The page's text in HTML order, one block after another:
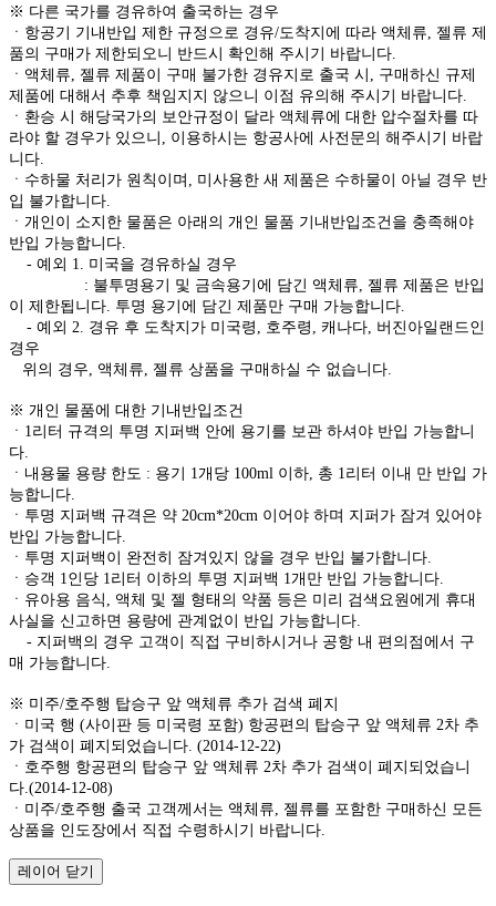
※ 다른 국가를 경유하여 출국하는 경우
ㆍ항공기 기내반입 제한 규정으로 경유/도착지에 따라 액체류, 젤류 제
품의 구매가 제한되오니 반드시 확인해 주시기 바랍니다.
ㆍ액체류, 젤류 제품이 구매 불가한 경유지로 출국 시, 구매하신 규제
제품에 대해서 추후 책임지지 않으니 이점 유의해 주시기 바랍니다.
ㆍ환승 시 해당국가의 보안규정이 달라 액체류에 대한 압수절차를 따
라야 할 경우가 있으니, 이용하시는 항공사에 사전문의 해주시기 바랍
니다.
ㆍ수하물 처리가 원칙이며, 미사용한 새 제품은 수하물이 아닐 경우 반
입 불가합니다.
ㆍ개인이 소지한 물품은 아래의 개인 물품 기내반입조건을 충족해야
반입 가능합니다.
- 예외 1. 미국을 경유하실 경우
: 불투명용기 및 금속용기에 담긴 액체류, 젤류 제품은 반입
이 제한됩니다. 투명 용기에 담긴 제품만 구매 가능합니다.
- 예외 2. 경유 후 도착지가 미국령, 호주령, 캐나다, 버진아일랜드인
경우
위의 경우, 액체류, 젤류 상품을 구매하실 수 없습니다.
※ 개인 물품에 대한 기내반입조건
ㆍ1리터 규격의 투명 지퍼백 안에 용기를 보관 하셔야 반입 가능합니
다.
ㆍ내용물 용량 한도 : 용기 1개당 100ml 이하, 총 1리터 이내 만 반입 가
능합니다.
ㆍ투명 지퍼백 규격은 약 20cm*20cm 이어야 하며 지퍼가 잠겨 있어야
반입 가능합니다.
ㆍ투명 지퍼백이 완전히 잠겨있지 않을 경우 반입 불가합니다.
ㆍ승객 1인당 1리터 이하의 투명 지퍼백 1개만 반입 가능합니다.
ㆍ유아용 음식, 액체 및 젤 형태의 약품 등은 미리 검색요원에게 휴대
사실을 신고하면 용량에 관계없이 반입 가능합니다.
- 지퍼백의 경우 고객이 직접 구비하시거나 공항 내 편의점에서 구
매 가능합니다.
※ 미주/호주행 탑승구 앞 액체류 추가 검색 폐지
ㆍ미국 행 (사이판 등 미국령 포함) 항공편의 탑승구 앞 액체류 2차 추
가 검색이 폐지되었습니다. (2014-12-22)
ㆍ호주행 항공편의 탑승구 앞 액체류 2차 추가 검색이 폐지되었습니
다.(2014-12-08)
ㆍ미주/호주행 출국 고객께서는 액체류, 젤류를 포함한 구매하신 모든
상품을 인도장에서 직접 수령하시기 바랍니다.
레이어 닫기